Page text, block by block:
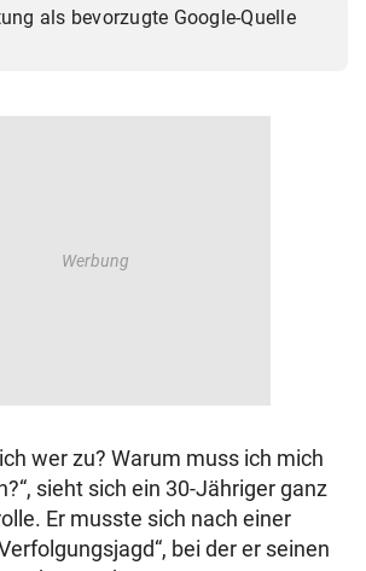
Wienals bevorzugte Google-Quelle
wer zu? Warum muss ich mich
sieht sich ein 30-Jähriger ganz
Er musste sich nach einer
bei der er seinen